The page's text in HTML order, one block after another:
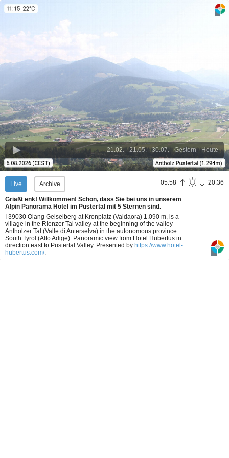
Heute
Gestern
30.07.
21.05.
21.02.
Live Archive 05:58 20:36
Griaßt enk! Willkommen! Schön, dass Sie bei uns in unserem
Alpin Panorama Hotel im Pustertal mit 5 Sternen sind.
I 39030 Olang Geiselberg at Kronplatz (Valdaora) 1.090 m, is a
village in the Rienzer Tal valley at the beginning of the valley
Antholzer Tal (Valle di Anterselva) in the autonomous province
South Tyrol (Alto Adige). Panoramic view from Hotel Hubertus in
direction east to Pustertal Valley. Presented by https://www.hotel-
hubertus.com/.